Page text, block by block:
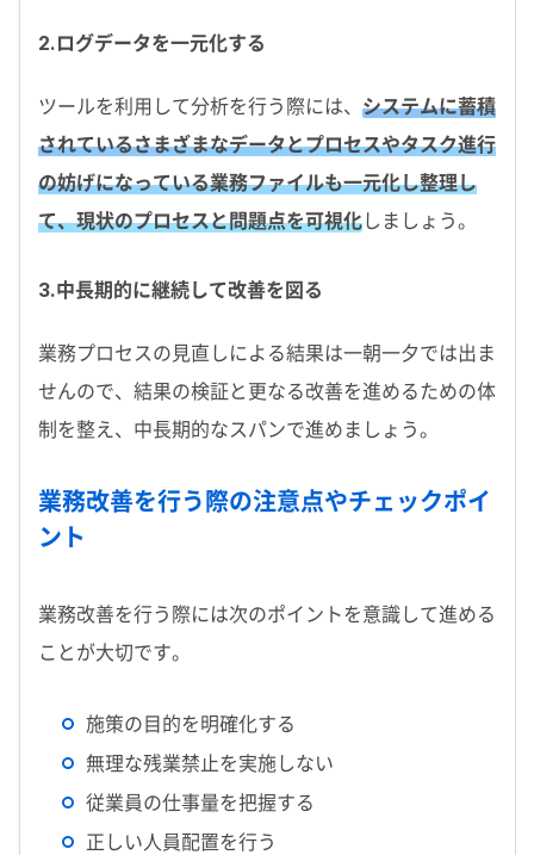
2.ログデータを一元化する
ツールを利用して分析を行う際には、 システムに蓄積
されているさまざまなデータとプロセスやタスク進行
の妨げになっている業務ファイルも一元化し整理し
て、現状のプロセスと問題点を可視化しましょう。
3.中長期的に継続して改善を図る
業務プロセスの見直しによる結果は一朝一夕では出ま
せんので、結果の検証と更なる改善を進めるための体
制を整え、中長期的なスパンで進めましょう。
業務改善を行う際の注意点やチェックポイ
ント
業務改善を行う際には次のポイントを意識して進める
ことが大切です。
施策の目的を明確化する
無理な残業禁止を実施しない
従業員の仕事量を把握する
正しい人員配置を行う